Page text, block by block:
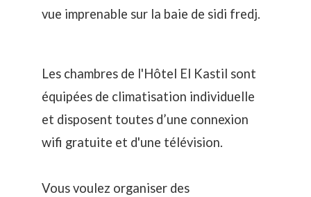
vue imprenable sur la baie de sidi fredj.
Les chambres de l'Hôtel El Kastil sont
équipées de climatisation individuelle
et disposent toutes d’une connexion
wifi gratuite et d'une télévision.
Vous voulez organiser des